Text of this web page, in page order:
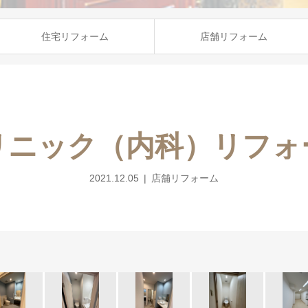
住宅リフォーム 店舗リフォーム
ニック（内科）リフォ
2021.12.05 店舗リフォーム